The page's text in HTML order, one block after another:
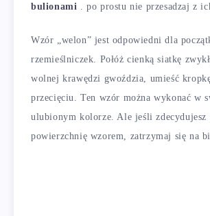
bulionami . po prostu nie przesadzaj z
Wzór „welon” jest odpowiedni dla
rzemieślniczek. Połóż cienką siatkę
wolnej krawędzi gwoździa, umieść
przecięciu. Ten wzór można wykonać w
ulubionym kolorze. Ale jeśli zdecydujesz
powierzchnię wzorem, zatrzymaj się na